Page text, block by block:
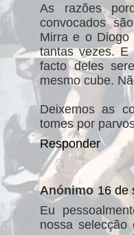
As razões
convocados
Mirra e o Diogo
tantas vezes.
facto deles
mesmo cube.
Deixemos as
tomes por
Responder
Anónimo 16 de
Eu
nossa